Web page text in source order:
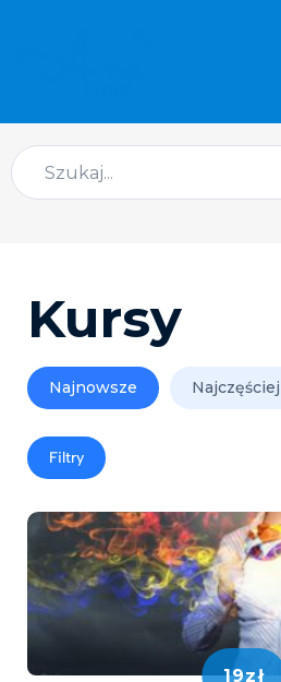
Kursy
Najnowsze
Filtry
19zł